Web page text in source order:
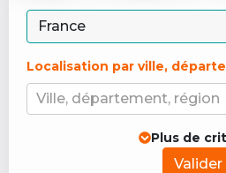
Localisation par ville,
Ville, département, région
Plus de
Valider